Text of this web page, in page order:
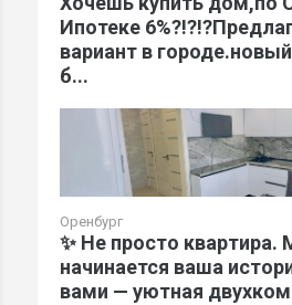
Ипотеке
вариант в
б...
Оренбург
✨ Не просто квартира.
начинается ваша
вами — уютная